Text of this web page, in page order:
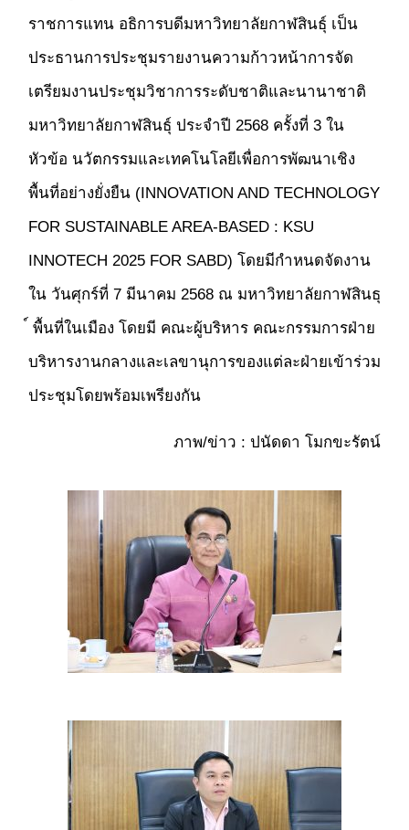
ราชการแทน อธิการบดีมหาวิทยาลัยกาฬสินธุ์ เป็น
ประธานการประชุมรายงานความก้าวหน้าการจัด
เตรียมงานประชุมวิชาการระดับชาติและนานาชาติ
มหาวิทยาลัยกาฬสินธุ์ ประจำปี 2568 ครั้งที่ 3 ใน
หัวข้อ นวัตกรรมและเทคโนโลยีเพื่อการพัฒนาเชิง
พื้นที่อย่างยั่งยืน (INNOVATION AND TECHNOLOGY
FOR SUSTAINABLE AREA-BASED : KSU
INNOTECH 2025 FOR SABD) โดยมีกำหนดจัดงาน
ใน วันศุกร์ที่ 7 มีนาคม 2568 ณ มหาวิทยาลัยกาฬสินธุ
์ พื้นที่ในเมือง โดยมี คณะผู้บริหาร คณะกรรมการฝ่าย
บริหารงานกลางและเลขานุการของแต่ละฝ่ายเข้าร่วม
ประชุมโดยพร้อมเพรียงกัน
ภาพ/ข่าว : ปนัดดา โมกขะรัตน์